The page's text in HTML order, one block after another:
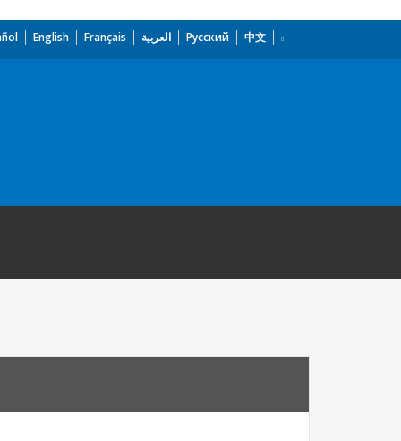
English Français العربية Русский 中文